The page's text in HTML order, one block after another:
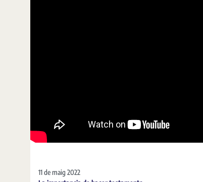
11 de maig 2022